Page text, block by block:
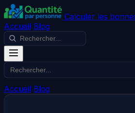
Calculer les
Accueil Blog
Accueil Blog